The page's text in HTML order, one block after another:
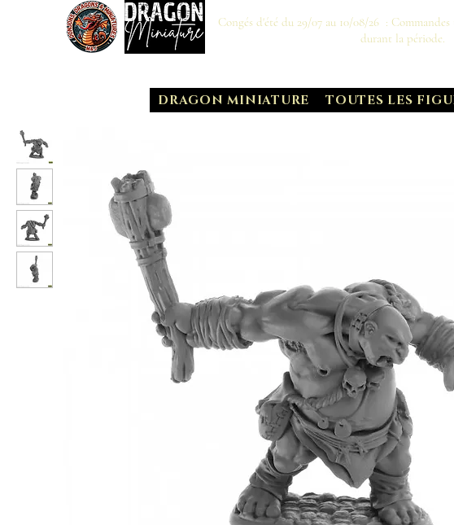
Congés d'été du 29/07 au 10/08/26 :
durant la période.
DRAGON MINIATURE TOUTES LES